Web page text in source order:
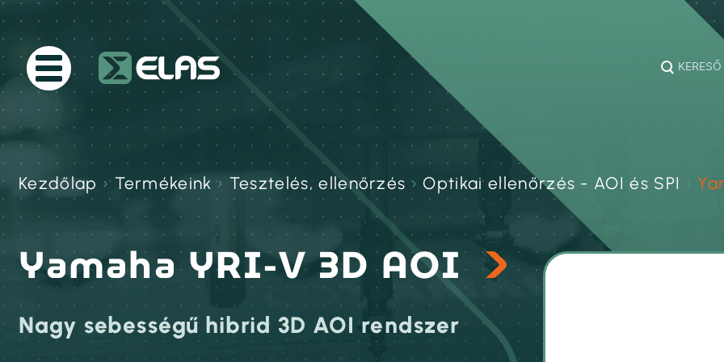
KERESŐ
Kezdőlap › Termékeink › Tesztelés, ellenőrzés ›Optikai ellenőrzés - AOI és SPI
Yamaha YRI-V 3D AOI
Nagy sebességű hibrid 3D AOI rendszer